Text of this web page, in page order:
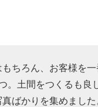
ちろん、お客様を
。土間をつくるも良
ばかりを集めまし